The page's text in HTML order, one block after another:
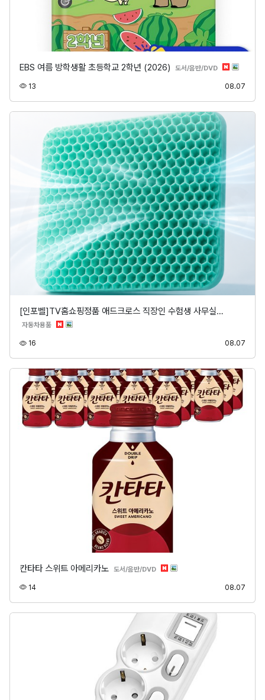
EBS 여름 방학생활 초등학교 2학년 (2026) 도서/음반/DVD분류
13 08.07
[인포벨]TV홈쇼핑정품 애드크로스 직장인 수험생 사무실…
자동차용품분류
16 08.07
칸타타 스위트 아메리카노 도서/음반/DVD분류
14조회 08.07